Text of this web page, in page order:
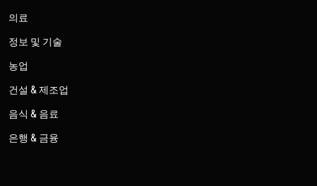
의료
정보 및 기술
농업
건설 & 제조업
음식 & 음료
은행 & 금융